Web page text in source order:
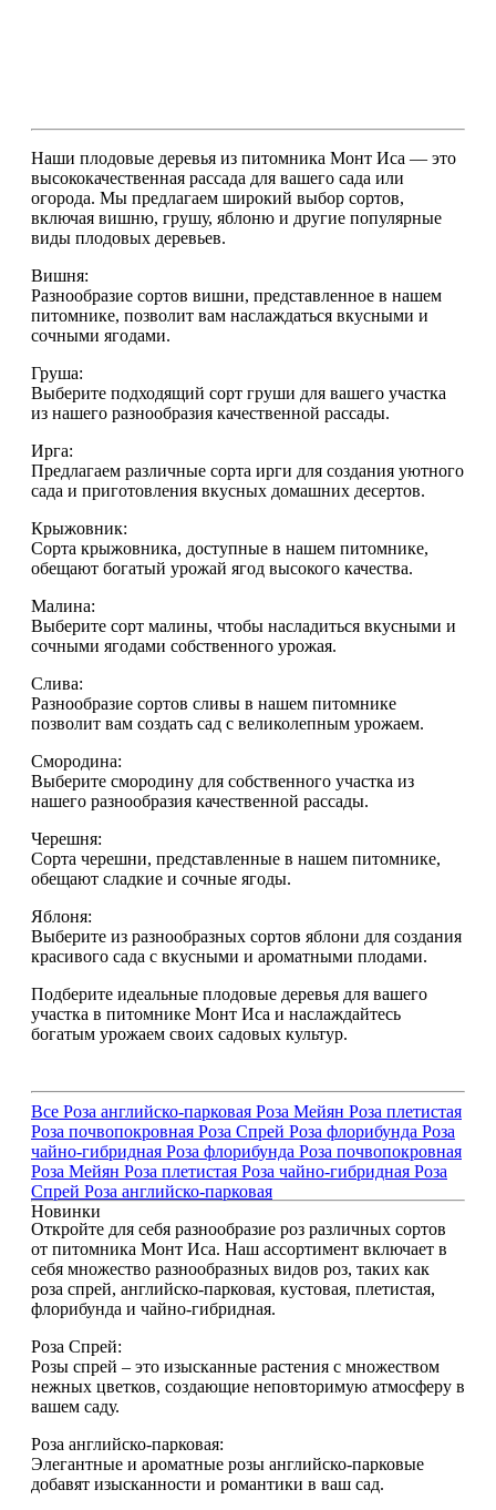
Наши плодовые деревья из питомника Монт Иса — это
высококачественная рассада для вашего сада или
огорода. Мы предлагаем широкий выбор сортов,
включая вишню, грушу, яблоню и другие популярные
виды плодовых деревьев.
Вишня:
Разнообразие сортов вишни, представленное в нашем
питомнике, позволит вам наслаждаться вкусными и
сочными ягодами.
Груша:
Выберите подходящий сорт груши для вашего участка
из нашего разнообразия качественной рассады.
Ирга:
Предлагаем различные сорта ирги для создания уютного
сада и приготовления вкусных домашних десертов.
Крыжовник:
Сорта крыжовника, доступные в нашем питомнике,
обещают богатый урожай ягод высокого качества.
Малина:
Выберите сорт малины, чтобы насладиться вкусными и
сочными ягодами собственного урожая.
Слива:
Разнообразие сортов сливы в нашем питомнике
позволит вам создать сад с великолепным урожаем.
Смородина:
Выберите смородину для собственного участка из
нашего разнообразия качественной рассады.
Черешня:
Сорта черешни, представленные в нашем питомнике,
обещают сладкие и сочные ягоды.
Яблоня:
Выберите из разнообразных сортов яблони для создания
красивого сада с вкусными и ароматными плодами.
Подберите идеальные плодовые деревья для вашего
участка в питомнике Монт Иса и наслаждайтесь
богатым урожаем своих садовых культур.
Все Роза английско-парковая Роза Мейян Роза плетистая
Роза почвопокровная Роза Спрей Роза флорибунда Роза
чайно-гибридная Роза флорибунда Роза почвопокровная
Роза Мейян Роза плетистая Роза чайно-гибридная Роза
Спрей Роза английско-парковая
Новинки
Откройте для себя разнообразие роз различных сортов
от питомника Монт Иса. Наш ассортимент включает в
себя множество разнообразных видов роз, таких как
роза спрей, английско-парковая, кустовая, плетистая,
флорибунда и чайно-гибридная.
Роза Спрей:
Розы спрей – это изысканные растения с множеством
нежных цветков, создающие неповторимую атмосферу в
вашем саду.
Роза английско-парковая:
Элегантные и ароматные розы английско-парковые
добавят изысканности и романтики в ваш сад.